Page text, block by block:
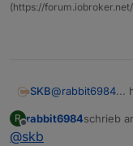
(https://
SKB@rabbit6984...
R
Offline
rabbit6984schrieb
zuletzt
@skb